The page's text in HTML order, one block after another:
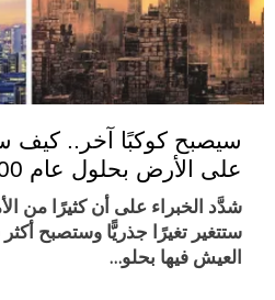
سيصبح كوكبًا آخر.. كيف
على الأرض بحلول عام 2500؟
شدَّد الخبراء على أن كثيرًا من
ستتغير تغيرًا جذريًّا وستصبح
العيش فيها بحلو…